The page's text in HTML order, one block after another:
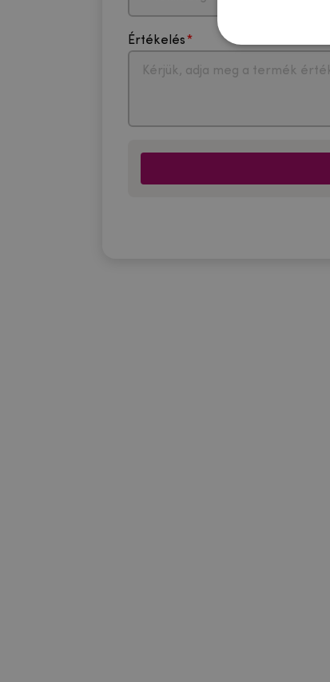
Értékelés